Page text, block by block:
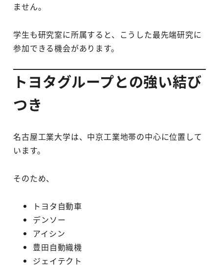
ません。
学生も研究室に所属すると、こうした最先端研究に
参加できる機会があります。
トヨタグループとの強い結び
つき
名古屋工業大学は、中京工業地帯の中心に位置して
います。
そのため、
トヨタ自動車
デンソー
アイシン
豊田自動織機
ジェイテクト